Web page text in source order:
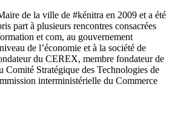
de la ville de #kénitra en 2009 et a été
part à plusieurs rencontres consacrées
et com, au gouvernement
de l’économie et à la société de
du CEREX, membre fondateur de
Comité Stratégique des Technologies de
interministérielle du Commerce